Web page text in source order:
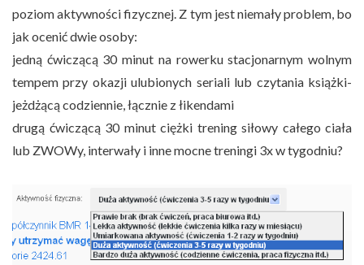
poziom aktywności fizycznej. Z tym jest niemały problem, bo
jak ocenić dwie osoby:
jedną ćwiczącą 30 minut na rowerku stacjonarnym wolnym
tempem przy okazji ulubionych seriali lub czytania książki-
jeżdżącą codziennie, łącznie z łikendami
drugą ćwiczącą 30 minut ciężki trening siłowy całego ciała
lub ZWOWy, interwały i inne mocne treningi 3x w tygodniu?